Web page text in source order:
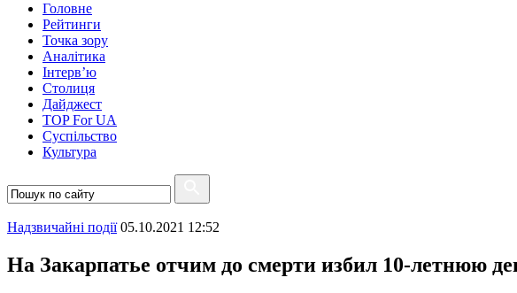
Головне
Рейтинги
Точка зору
Аналітика
Інтерв’ю
Столиця
Дайджест
TOP For UA
Суспiльство
Культура
Надзвичайні події 05.10.2021 12:52
На Закарпатье отчим до смерти избил 10-летнюю